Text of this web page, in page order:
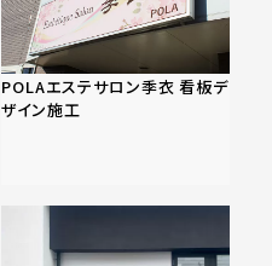
POLAエステサロン季衣 看板デ
ザイン施工